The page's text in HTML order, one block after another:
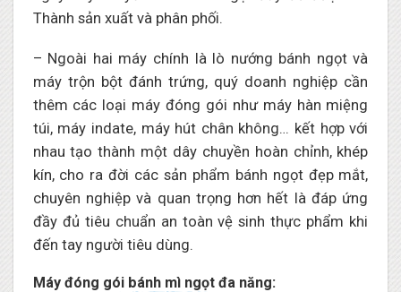
Thành sản xuất và phân phối.
– Ngoài hai máy chính là lò nướng bánh ngọt và
máy trộn bột đánh trứng, quý doanh nghiệp cần
thêm các loại máy đóng gói như máy hàn miệng
túi, máy indate, máy hút chân không… kết hợp với
nhau tạo thành một dây chuyền hoàn chỉnh, khép
kín, cho ra đời các sản phẩm bánh ngọt đẹp mắt,
chuyên nghiệp và quan trọng hơn hết là đáp ứng
đầy đủ tiêu chuẩn an toàn vệ sinh thực phẩm khi
đến tay người tiêu dùng.
Máy đóng gói bánh mì ngọt đa năng: